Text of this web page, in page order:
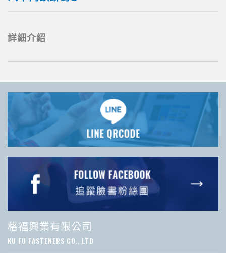
詳細介紹
格福興業有限公司
KU FU FASTENERS CO., LTD